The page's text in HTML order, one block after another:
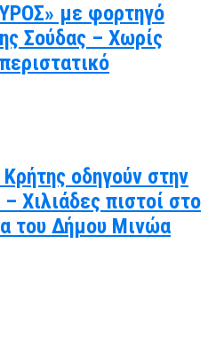
με φορτηγό
Σούδας – Χωρίς
οδηγούν στην
Χιλιάδες πιστοί στο
του Δήμου Μινώα